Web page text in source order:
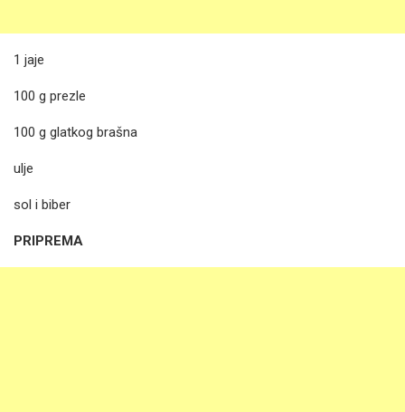
1 jaje
100 g prezle
100 g glatkog brašna
ulje
sol i biber
PRIPREMA